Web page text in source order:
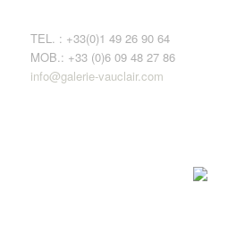
TEL. : +33(0)1 49 26 90 64
MOB.: +33 (0)6 09 48 27 86
info@galerie-vauclair.com